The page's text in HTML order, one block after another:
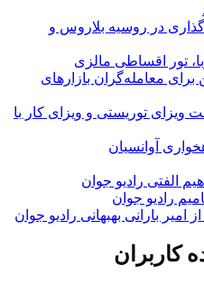
در روسیه بلاروس و
تور اقساطی مالزی
معامله‌گران بازارهای
توریستی و ویزای کار با
آوانسیان
الفتی رادیو جوان
رادیو جوان
امیر بارانی بهبهانی رادیو جوان